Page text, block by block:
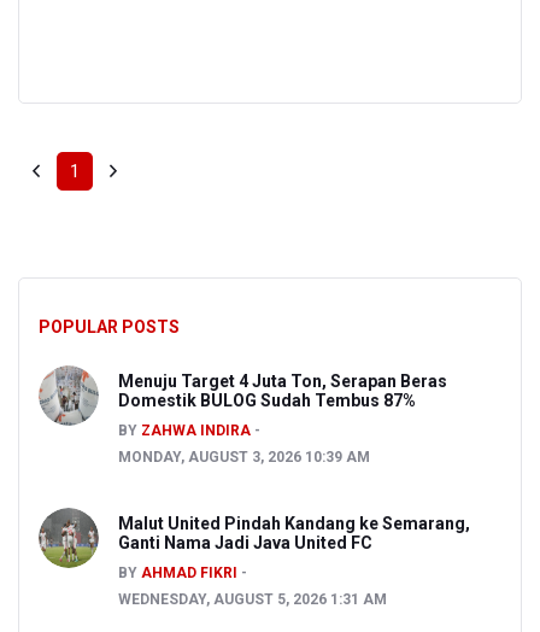
1
POPULAR POSTS
Menuju Target 4 Juta Ton, Serapan Beras
Domestik BULOG Sudah Tembus 87%
BY ZAHWA INDIRA
MONDAY, AUGUST 3, 2026 10:39 AM
Malut United Pindah Kandang ke Semarang,
Ganti Nama Jadi Java United FC
BY AHMAD FIKRI
WEDNESDAY, AUGUST 5, 2026 1:31 AM